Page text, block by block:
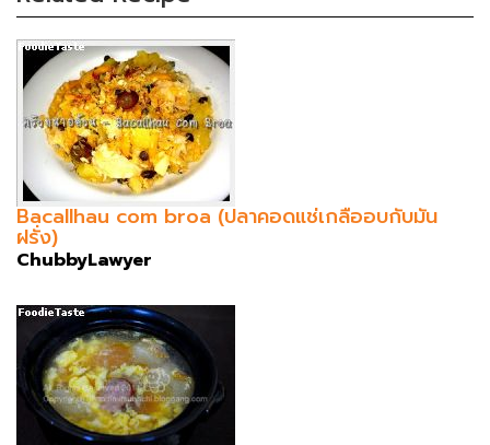
Bacallhau com broa (ปลาคอดแช่เกลืออบกับมัน
ฝรั่ง)
ChubbyLawyer